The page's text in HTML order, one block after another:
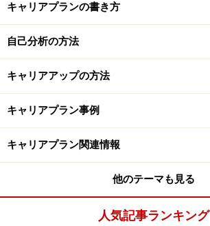
キャリアプランの書き方
自己分析の方法
キャリアアップの方法
キャリアプラン事例
キャリアプラン関連情報
他のテーマも見る
人気記事ランキング